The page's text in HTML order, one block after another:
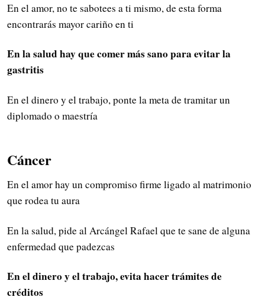
En el amor, no te sabotees a ti mismo, de esta forma
encontrarás mayor cariño en ti
En la salud hay que comer más sano para evitar la
gastritis
En el dinero y el trabajo, ponte la meta de tramitar un
diplomado o maestría
Cáncer
En el amor hay un compromiso firme ligado al matrimonio
que rodea tu aura
En la salud, pide al Arcángel Rafael que te sane de alguna
enfermedad que padezcas
En el dinero y el trabajo, evita hacer trámites de
créditos